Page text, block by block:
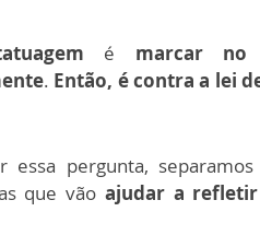
é marcar
. Então, é contra a lei
essa pergunta,
que vão ajudar a